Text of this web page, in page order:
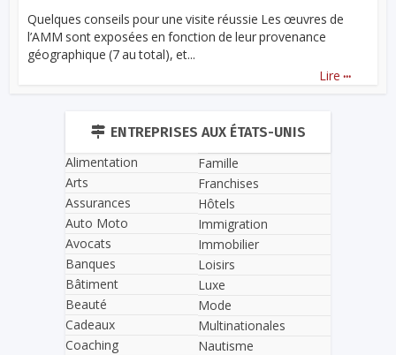
Quelques conseils pour une visite réussie Les œuvres de
l’AMM sont exposées en fonction de leur provenance
géographique (7 au total), et...
Lire ...
ENTREPRISES AUX ÉTATS-UNIS
Alimentation
Arts
Assurances
Auto Moto
Avocats
Banques
Bâtiment
Beauté
Cadeaux
Coaching
Famille
Franchises
Hôtels
Immigration
Immobilier
Loisirs
Luxe
Mode
Multinationales
Nautisme